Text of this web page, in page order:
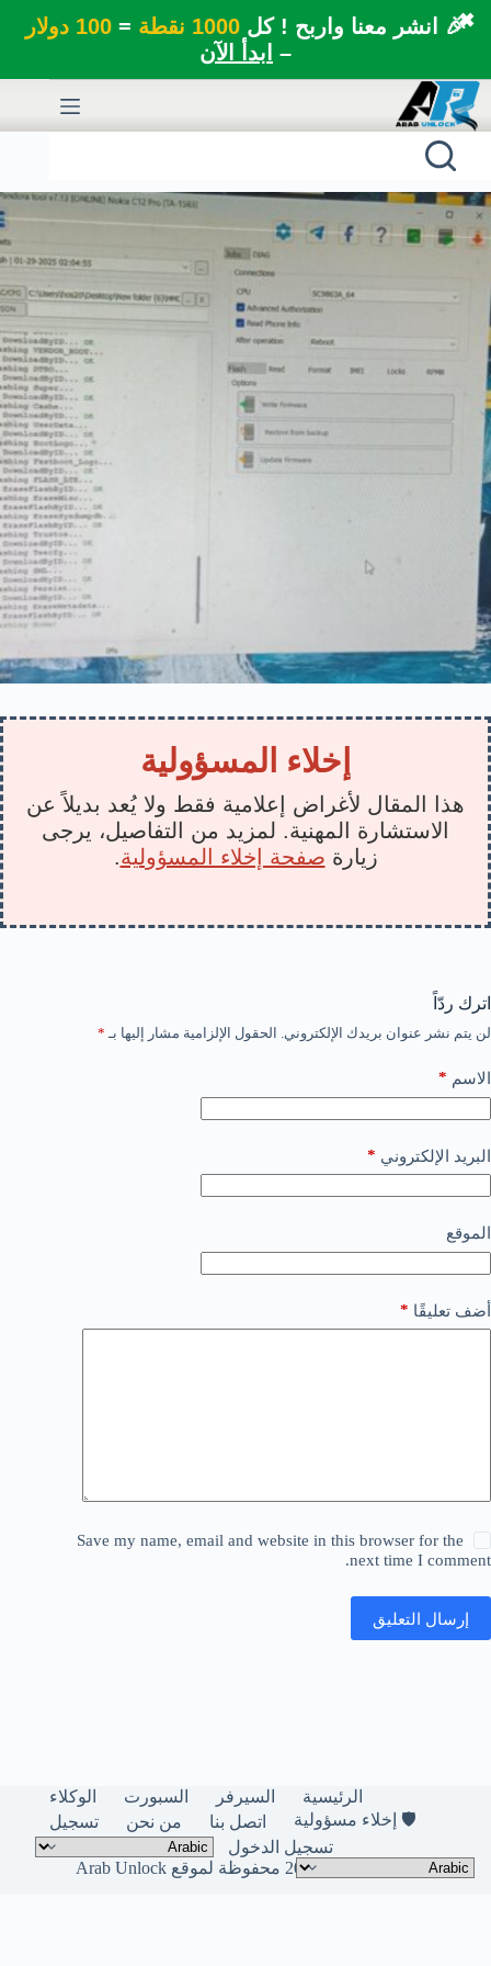
🎉 انشر معنا واربح ! كل1000 نقطة =100 دولار
– ابدأ الآن
✖
التجاوز
إلى
المحتوى
إخلاء المسؤولية
هذا المقال لأغراض إعلامية فقط ولا يُعد بديلاً عن
الاستشارة المهنية. لمزيد من التفاصيل، يرجى
زيارة صفحة إخلاء المسؤولية.
اترك ردّاً
لن يتم نشر عنوان بريدك الإلكتروني. الحقول الإلزامية مشار إليها بـ *
الاسم *
البريد الإلكتروني *
الموقع
أضف تعليقًا *
Save my name, email and website in this browser for the
next time I comment.
إرسال التعليق
الرئيسية السيرفر السبورت
الوكلاء
🛡️ إخلاء مسؤولية
اتصل بنا من نحن
تسجيل
تسجيل الدخول
حقوق النشر © لعام 2026 محفوظة لموقع Arab Unlock